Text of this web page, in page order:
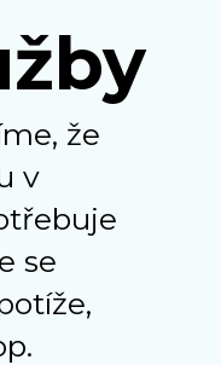
že
v
se